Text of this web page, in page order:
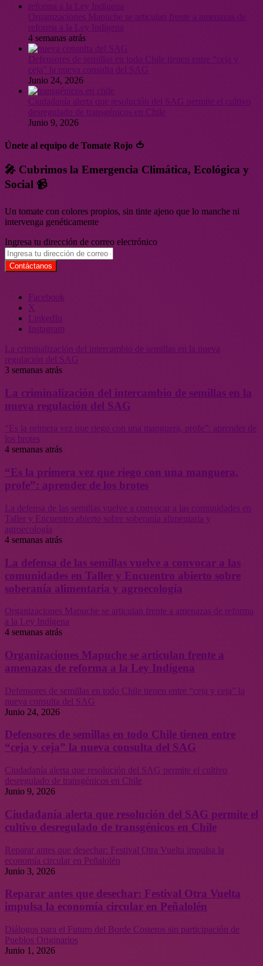
4 semanas atrás
Junio 24, 2026
Ciudadanía alerta que resolución del SAG permite el cultivo
desregulado de transgénicos en Chile
Junio 9, 2026
Únete al equipo de Tomate Rojo 🍅
🎤 Cubrimos la Emergencia Climática, Ecológica y
Social 📹
Un tomate con colores propios, sin tinte ajeno que lo manche ni
intervenga genéticamente
Ingresa tu dirección de correo electrónico
Facebook
X
LinkedIn
Instagram
La criminalización del intercambio de semillas en la nueva
regulación del SAG
3 semanas atrás
La criminalización del intercambio de semillas en la
nueva regulación del SAG
“Es la primera vez que riego con una manguera, profe”: aprender de
los brotes
4 semanas atrás
“Es la primera vez que riego con una manguera,
profe”: aprender de los brotes
La defensa de las semillas vuelve a convocar a las comunidades en
Taller y Encuentro abierto sobre soberanía alimentaria y
agroecología
4 semanas atrás
La defensa de las semillas vuelve a convocar a las
comunidades en Taller y Encuentro abierto sobre
soberanía alimentaria y agroecología
Organizaciones Mapuche se articulan frente a amenazas de reforma
a la Ley Indígena
4 semanas atrás
Organizaciones Mapuche se articulan frente a
amenazas de reforma a la Ley Indígena
Defensores de semillas en todo Chile tienen entre “ceja y ceja” la
nueva consulta del SAG
Junio 24, 2026
Defensores de semillas en todo Chile tienen entre
“ceja y ceja” la nueva consulta del SAG
Ciudadanía alerta que resolución del SAG permite el cultivo
desregulado de transgénicos en Chile
Junio 9, 2026
Ciudadanía alerta que resolución del SAG permite el
cultivo desregulado de transgénicos en Chile
Reparar antes que desechar: Festival Otra Vuelta impulsa la
economía circular en Peñalolén
Junio 3, 2026
Reparar antes que desechar: Festival Otra Vuelta
impulsa la economía circular en Peñalolén
Diálogos para el Futuro del Borde Costeros sin participación de
Pueblos Originarios
Junio 1, 2026